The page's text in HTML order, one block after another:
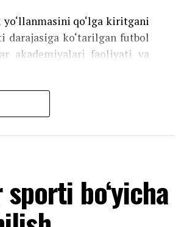
qo‘lga kiritgani
darajasiga ko‘tarilgan futbol
akademiyalari faoliyati va
Kubogida chempionlik
futbolni rivojlantirish davlat
faqat kattalar futboli bilan
bo‘yicha